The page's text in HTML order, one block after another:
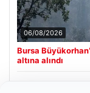
06/08/2026
Bursa
altına alındı